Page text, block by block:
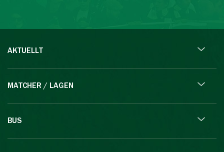
AKTUELLT
MATCHER / LAGEN
BUS